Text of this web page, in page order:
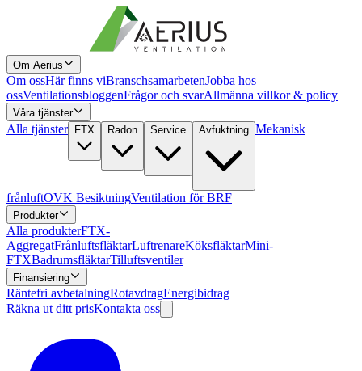
Om Aerius
Om ossHär finns viBranschsamarbetenJobba hos
ossVentilationsbloggenFrågor och svarAllmänna villkor & policy
Våra tjänster
Alla tjänster FTX Radon Service Avfuktning Mekanisk
frånluftOVK BesiktningVentilation för BRF
Produkter
Alla produkterFTX-
AggregatFrånluftsfläktarLuftrenareKöksfläktarMini-
FTXBadrumsfläktarTilluftsventiler
Finansiering
Räntefri avbetalningRotavdragEnergibidrag
Räkna ut ditt prisKontakta oss